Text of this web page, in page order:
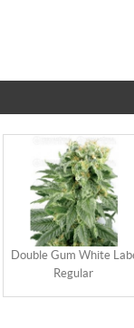
Double Gum White
Regular